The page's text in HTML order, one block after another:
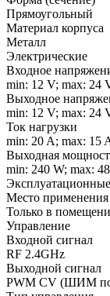
Прямоугольный
Материал корпуса
Металл
Электрические
Входное
min: 12 V; max: 24
Выходное
min: 12 V; max: 24
Ток нагрузки
min: 20 A; max: 15
Выходная
min: 240 W; max:
Эксплуатационные
Место применения
Только в
Управление
Входной сигнал
RF 2.4GHz
Выходной сигнал
PWM СV (ШИМ